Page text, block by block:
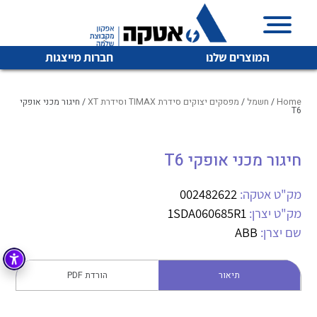
המוצרים שלנו חברות מייצגות
איכות | שרות | זמינות
והפצה של מוצרי
מיתוג, בקרה , ואינסטלציה חשמלית ופעילה ב7 תחומים:
חשמל מיתוג ואינסטלציה חשמלית
בקרה
זיווד
לכל מוצרי היצרן
לכל מוצרי היצרן לכל מוצרי היצרן
Home
/ חשמל / מפסקים יצוקים סידרת TIMAX וסידרת XT / חיגור מכני אופקי
T6
חיגור מכני אופקי T6
מק"ט אטקה: 002482622
מק"ט יצרן: 1SDA060685R1
שם יצרן: ABB
תיאור הורדת PDF